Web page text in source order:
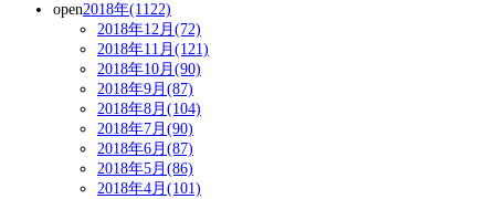
open2018年(1122)
2018年12月(72)
2018年11月(121)
2018年10月(90)
2018年9月(87)
2018年8月(104)
2018年7月(90)
2018年6月(87)
2018年5月(86)
2018年4月(101)